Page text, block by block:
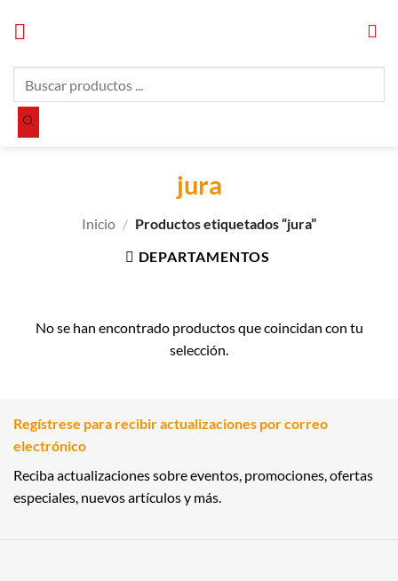
productos
jura
Inicio / Productos etiquetados “jura”
DEPARTAMENTOS
No se han encontrado productos que coincidan con tu
selección.
Regístrese para recibir actualizaciones por correo
electrónico
Reciba actualizaciones sobre eventos, promociones, ofertas
especiales, nuevos artículos y más.